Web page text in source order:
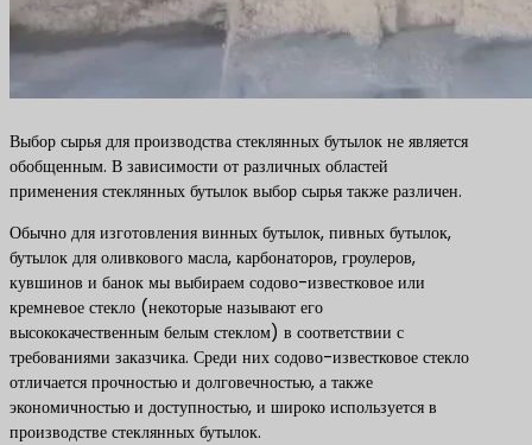
Выбор сырья для производства стеклянных бутылок не является
обобщенным. В зависимости от различных областей
применения стеклянных бутылок выбор сырья также различен.
Обычно для изготовления винных бутылок, пивных бутылок,
бутылок для оливкового масла, карбонаторов, гроулеров,
кувшинов и банок мы выбираем содово-известковое или
кремневое стекло (некоторые называют его
высококачественным белым стеклом) в соответствии с
требованиями заказчика. Среди них содово-известковое стекло
отличается прочностью и долговечностью, а также
экономичностью и доступностью, и широко используется в
производстве стеклянных бутылок.